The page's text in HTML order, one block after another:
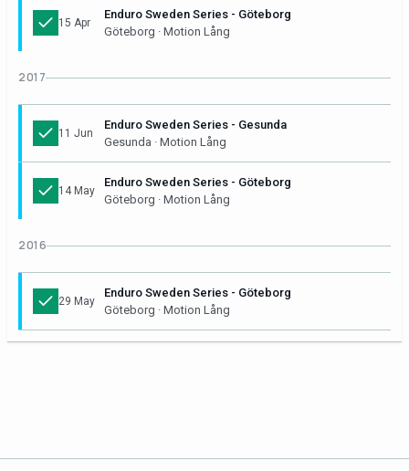
15 Apr
Enduro Sweden Series - Göteborg
Göteborg · Motion Lång
2017
11 Jun
Enduro Sweden Series - Gesunda
Gesunda · Motion Lång
14 May
Enduro Sweden Series - Göteborg
Göteborg · Motion Lång
2016
29 May
Enduro Sweden Series - Göteborg
Göteborg · Motion Lång